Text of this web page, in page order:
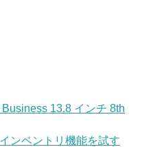
13.8 インチ 8th
ンベントリ機能を試す